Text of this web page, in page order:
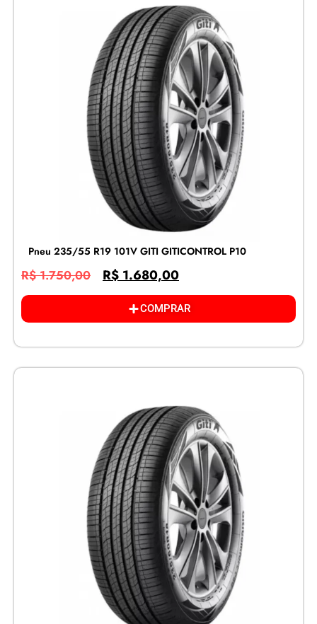
Pneu 235/55 R19 101V GITI GITICONTROL P10
R$1.750,00 R$ 1.680,00
COMPRAR